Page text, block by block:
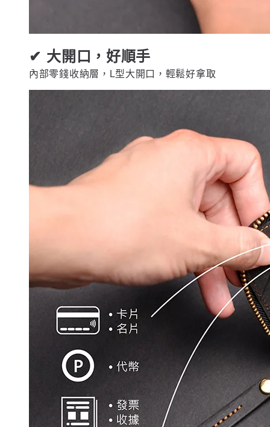
✔ 大開口，好順手
內部零錢收納層，L型大開口，輕鬆好拿取